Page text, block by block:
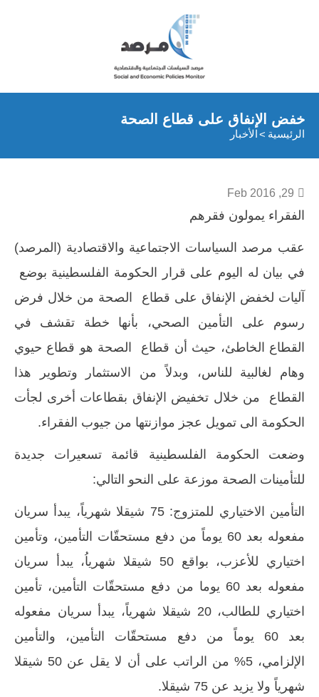
خفض الإنفاق على قطاع الصحة
الرئيسية الأخبار
29, Feb 2016
الفقراء يمولون فقرهم
عقب مرصد السياسات الاجتماعية والاقتصادية (المرصد)
في بيان له اليوم على قرار الحكومة الفلسطينية بوضع
آليات لخفض الإنفاق على قطاع الصحة من خلال فرض
رسوم على التأمين الصحي، بأنها خطة تقشف في
القطاع الخاطئ، حيث أن قطاع الصحة هو قطاع حيوي
وهام لغالبية للناس، وبدلاً من الاستثمار وتطوير هذا
القطاع من خلال تخفيض الإنفاق بقطاعات أخرى لجأت
الحكومة الى تمويل عجز موازنتها من جيوب الفقراء.
وضعت الحكومة الفلسطينية قائمة تسعيرات جديدة
للتأمينات الصحة موزعة على النحو التالي:
التأمين الاختياري للمتزوج: 75 شيقلا شهرياً، يبدأ سريان
مفعوله بعد 60 يوماً من دفع مستحقّات التأمين، وتأمين
اختياري للأعزب، بواقع 50 شيقلا شهرياُ، يبدأ سريان
مفعوله بعد 60 يوما من دفع مستحقّات التأمين، تأمين
اختياري للطالب، 20 شيقلا شهرياً، يبدأ سريان مفعوله
بعد 60 يوماً من دفع مستحقّات التأمين، والتأمين
الإلزامي، 5% من الراتب على أن لا يقل عن 50 شيقلا
شهرياً ولا يزيد عن 75 شيقلا.